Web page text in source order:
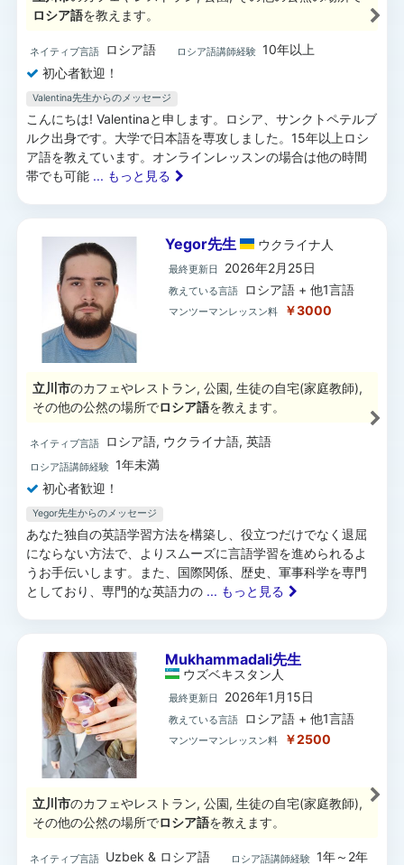
ロシア語を教えます。
ネイティブ言語 ロシア語 ロシア語講師経験 10年以上
初心者歓迎！
Valentina先生からのメッセージ
こんにちは! Valentinaと申します。ロシア、サンクトペテルブ
ルク出身です。大学で日本語を専攻しました。15年以上ロシ
ア語を教えています。オンラインレッスンの場合は他の時間
帯でも可能 ... もっと見る
Yegor先生 ウクライナ 人
最終更新日 2026年2月25日
教えている言語 ロシア語 + 他1言語
マンツーマンレッスン料 ￥3000
立川市のカフェやレストラン, 公園, 生徒の自宅(家庭教師),
その他の公然の場所でロシア語を教えます。
ネイティブ言語 ロシア語, ウクライナ語, 英語
ロシア語講師経験 1年未満
初心者歓迎！
Yegor先生からのメッセージ
あなた独自の英語学習方法を構築し、役立つだけでなく退屈
にならない方法で、よりスムーズに言語学習を進められるよ
うお手伝いします。また、国際関係、歴史、軍事科学を専門
としており、専門的な英語力の ... もっと見る
Mukhammadali先生
ウズベキスタン 人
最終更新日 2026年1月15日
教えている言語 ロシア語 + 他1言語
マンツーマンレッスン料 ￥2500
立川市のカフェやレストラン, 公園, 生徒の自宅(家庭教師),
その他の公然の場所でロシア語を教えます。
ネイティブ言語 Uzbek & ロシア語 ロシア語講師経験 1年～2年